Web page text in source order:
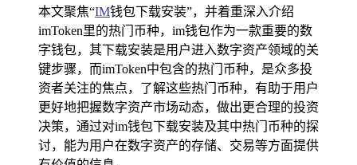
本文聚焦“IM钱包下载安装”，并着重深入介绍
imToken里的热门币种，im钱包作为一款重要的数
字钱包，其下载安装是用户进入数字资产领域的关
键步骤，而imToken中包含的热门币种，是众多投
资者关注的焦点，了解这些热门币种，有助于用户
更好地把握数字资产市场动态，做出更合理的投资
决策，通过对im钱包下载安装及其中热门币种的探
讨，能为用户在数字资产的存储、交易等方面提供